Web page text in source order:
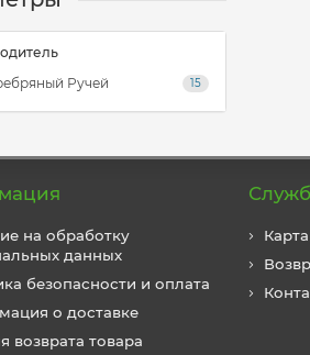
Ручей
15
на обработку
данных
безопасности и оплата
о доставке
возврата товара